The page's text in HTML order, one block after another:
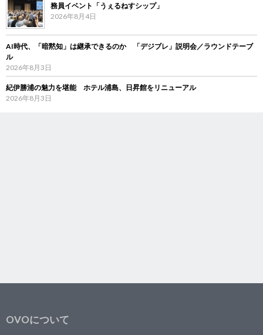
務員イベント「うぇるねすシップ」
2026年8月4日
AI時代、「暗黙知」は継承できるのか 「デジブレ」説明会／ラウンドテーブ
ル
2026年8月3日
紀伊勝浦の魅力を堪能 ホテル浦島、日昇館をリニューアル
2026年8月3日
OVOについて